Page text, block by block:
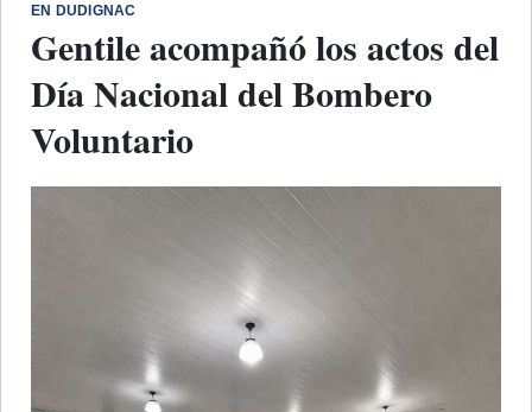
EN DUDIGNAC
Gentile acompañó los actos del
Día Nacional del Bombero
Voluntario